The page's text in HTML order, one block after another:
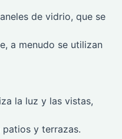
de vidrio, que se
a menudo se utilizan
la luz y las vistas,
y terrazas.